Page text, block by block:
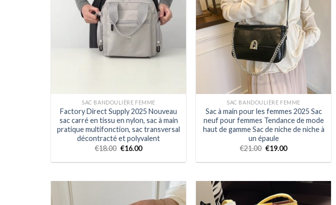
SAC BANDOULIÈRE FEMME
Factory Direct Supply 2025 Nouveau
sac carré en tissu en nylon, sac à main
pratique multifonction, sac transversal
décontracté et polyvalent
€18.00 €16.00
SAC BANDOULIÈRE FEMME
Sac à main pour les femmes 2025 Sac
neuf pour femmes Tendance de mode
haut de gamme Sac de niche de niche à
un épaule
€21.00 €19.00